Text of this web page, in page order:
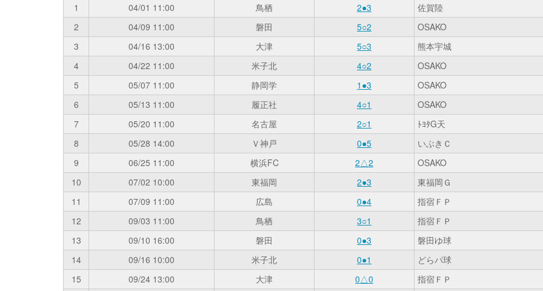
1
04/01 11:00 鳥栖 2●3
佐賀陸
2
04/09 11:00 磐田 5○2
OSAKO
3
04/16 13:00 大津 5○3
熊本宇城
4
04/22 11:00 米子北 4○2
OSAKO
5
05/07 11:00 静岡学 1●3
OSAKO
6
05/13 11:00 履正社 4○1
OSAKO
7
05/20 11:00 名古屋 2○1
ﾄﾖﾀG天
8
05/28 14:00 Ｖ神戸 0●5
いぶきＣ
9
06/25 11:00 横浜FC 2△2
OSAKO
10
07/02 10:00 東福岡 2●3
東福岡Ｇ
11
07/09 11:00 広島 0●4
指宿ＦＰ
12
09/03 11:00 鳥栖 3○1
指宿ＦＰ
13
09/10 16:00 磐田 0●3
磐田ゆ球
14
09/16 10:00 米子北 0●1
どらパ球
15
09/24 13:00 大津 0△0
指宿ＦＰ